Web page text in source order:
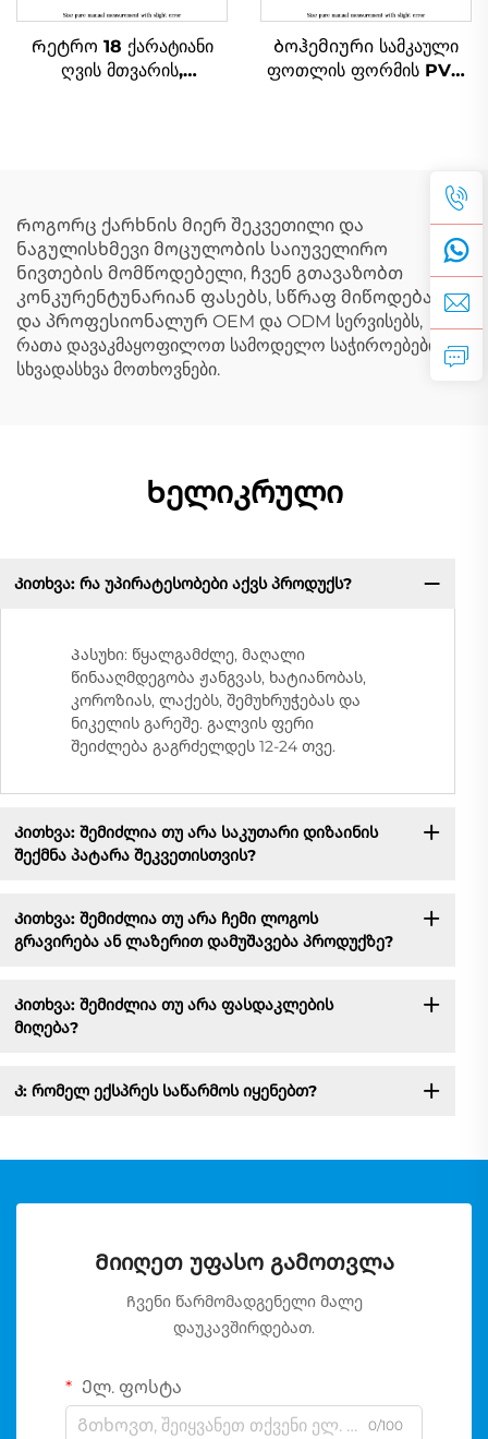
Რეტრო 18 ქარატიანი
ღვის მთვარის,
Ბოჰემიური სამკაული
ფოთლის ფორმის PVD
Როგორც ქარხნის მიერ შეკვეთილი და
ნაგულისხმევი მოცულობის საიუველირო
ნივთების მომწოდებელი, ჩვენ გთავაზობთ
კონკურენტუნარიან ფასებს, სწრაფ მიწოდებას
და პროფესიონალურ OEM და ODM სერვისებს,
რათა დავაკმაყოფილოთ სამოდელო საჭიროებების
სხვადასხვა მოთხოვნები.
Ხელიკრული
Კითხვა: რა უპირატესობები აქვს პროდუქს?
Პასუხი: წყალგამძლე, მაღალი
წინააღმდეგობა ჟანგვას, ხატიანობას,
კოროზიას, ლაქებს, შემუხრუჭებას და
ნიკელის გარეშე. გალვის ფერი
შეიძლება გაგრძელდეს 12-24 თვე.
Კითხვა: შემიძლია თუ არა საკუთარი დიზაინის
შექმნა პატარა შეკვეთისთვის?
Კითხვა: შემიძლია თუ არა ჩემი ლოგოს
გრავირება ან ლაზერით დამუშავება პროდუქზე?
Კითხვა: შემიძლია თუ არა ფასდაკლების
მიღება?
Კ: რომელ ექსპრეს საწარმოს იყენებთ?
Მიიღეთ უფასო გამოთვლა
Ჩვენი წარმომადგენელი მალე
დაუკავშირდებათ.
Ელ. ფოსტა
0/100